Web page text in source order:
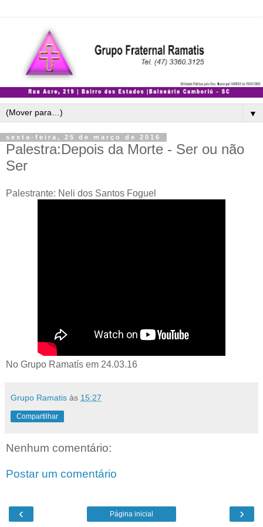
▼
sexta-feira, 25 de março de 2016
Palestra:Depois da Morte - Ser ou não
Ser
Palestrante: Neli dos Santos Foguel
No Grupo Ramatís em 24.03.16
Grupo Ramatis às 15:27
Compartilhar
Nenhum comentário:
Postar um comentário
‹ ›
Página inicial